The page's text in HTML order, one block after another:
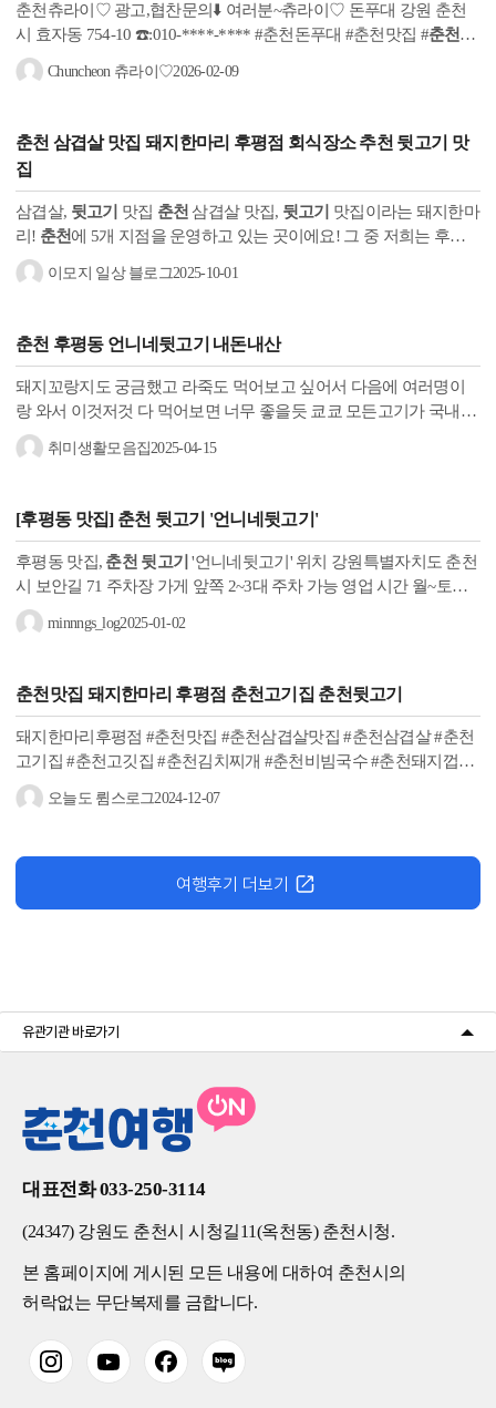
춘천츄라이♡ 광고,협찬문의⬇️ 여러분~츄라이♡ 돈푸대 강원 춘천
시 효자동 754-10 ☎️:010-****-**** #춘천돈푸대 #춘천맛집 #춘천뒷
고기
맛집 #뒷고기...
Chuncheon 츄라이♡2026-02-09
춘천 삼겹살 맛집 돼지한마리 후평점 회식장소 추천 뒷고기 맛
집
삼겹살, 뒷고기 맛집 춘천삼겹살 맛집, 뒷고기
맛집이라는 돼지한마
리! 춘천에 5개 지점을 운영하고 있는 곳이에요! 그 중 저희는 후평
점으로 퇴근 후 저녁 먹으러 방문했답니다~ 주차는 매장 전용...
이모지 일상 블로그2025-10-01
춘천 후평동 언니네 뒷고기 내돈내산
돼지꼬랑지도 궁금했고 라죽도 먹어보고 싶어서 다음에 여러명이
랑 와서 이것저것 다 먹어보면 너무 좋을듯 쿄쿄 모든고기가 국내산
인 원산지표시판✨️ #언니네뒷고기 #춘천언니네뒷고기 #
기 ...
취미생활모음집2025-04-15
[후평동 맛집] 춘천 뒷고기 '언니네뒷고기'
후평동 맛집, 춘천 뒷고기 '언니네뒷고기' 위치 강원특별자치도 춘천
시 보안길 71 주차장 가게 앞쪽 2~3대 주차 가능 ️영업 시간 월~토
16:30 - 00:00 라스트오더 23:30 일 16:30 - 22:00 춘천 최초 뒷고기만
취급하는...
minnngs_log2025-01-02
춘천맛집 돼지한마리 후평점 춘천고기집 춘천뒷고기
돼지한마리후평점 #춘천맛집 #춘천삼겹살맛집 #춘천삼겹살 #춘천
고기집 #춘천고깃집 #춘천김치찌개 #춘천비빔국수 #춘천돼지껍데
기 #춘천껍데기 #춘천 회식장소 #단체환영 #추억의도시락 #
고기 #춘천부속고기
오늘도 륌스로그2024-12-07
여행후기 더보기
유관기관 바로가기
대표전화 033-250-3114
(24347) 강원도 춘천시 시청길11(옥천동) 춘천시청.
본 홈페이지에 게시된 모든 내용에 대하여 춘천시의
허락없는 무단복제를 금합니다.